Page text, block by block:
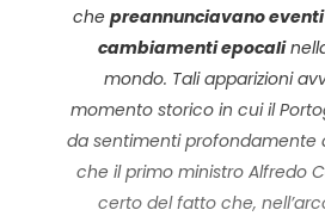
che preannunciavano
cambiamenti epocali
mondo. Tali apparizioni
momento storico in cui il
da sentimenti profondamente
che il primo ministro Alfredo
certo del fatto che,